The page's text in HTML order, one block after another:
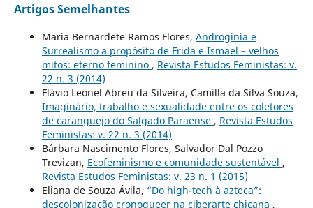
Artigos Semelhantes
Maria Bernardete Ramos Flores, Androginia e
Surrealismo a propósito de Frida e Ismael – velhos
mitos: eterno feminino , Revista Estudos Feministas: v.
22 n. 3 (2014)
Flávio Leonel Abreu da Silveira, Camilla da Silva Souza,
Imaginário, trabalho e sexualidade entre os coletores
de caranguejo do Salgado Paraense , Revista Estudos
Feministas: v. 22 n. 3 (2014)
Bárbara Nascimento Flores, Salvador Dal Pozzo
Trevizan, Ecofeminismo e comunidade sustentável ,
Revista Estudos Feministas: v. 23 n. 1 (2015)
Eliana de Souza Ávila, “Do high-tech à azteca”:
descolonização cronoqueer na ciberarte chicana ,